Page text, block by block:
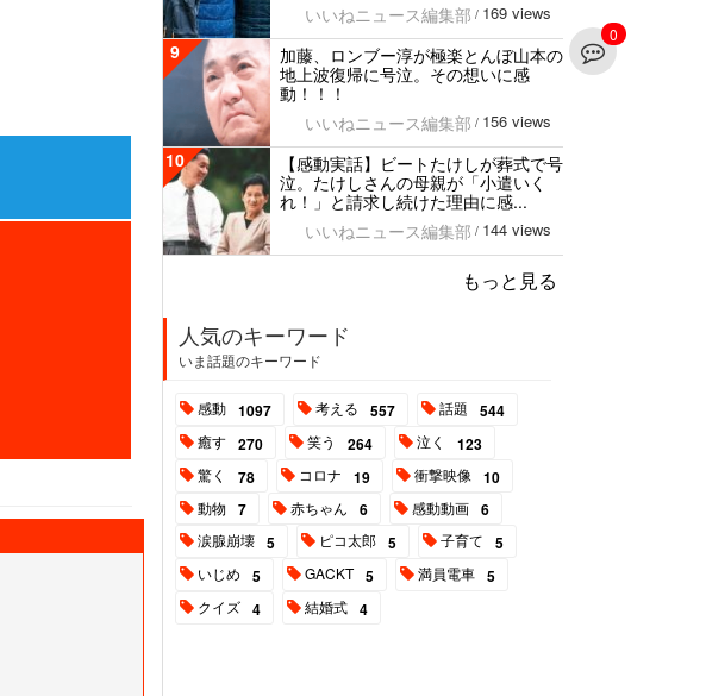
0
いいねニュース編集部 / 169 views
9
加藤、ロンブー淳が極楽とんぼ山本の
地上波復帰に号泣。その想いに感
動！！！
いいねニュース編集部 / 156 views
10
【感動実話】ビートたけしが葬式で号
泣。たけしさんの母親が「小遣いく
れ！」と請求し続けた理由に感...
いいねニュース編集部 / 144 views
もっと見る
人気のキーワード
いま話題のキーワード
感動 1097 考える 557 話題 544
癒す 270 笑う 264 泣く 123
驚く 78 コロナ 19 衝撃映像 10
動物 7 赤ちゃん 6 感動動画 6
涙腺崩壊 5 ピコ太郎 5 子育て 5
いじめ 5 GACKT 5 満員電車 5
クイズ 4 結婚式 4